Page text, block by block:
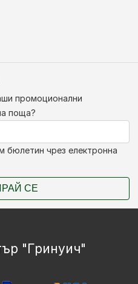
промоционални
поща?
бюлетин чрез електронна
СЕ
"Гринуич"